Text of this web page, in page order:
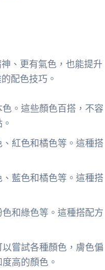
、更有氣色，也能提升
配色技巧。
。這些顏色百搭，不容
紅色和橘色等。這種搭
藍色和橘色等。這種搭
和綠色等。這種搭配方
嘗試各種顏色，膚色偏
高的顏色。